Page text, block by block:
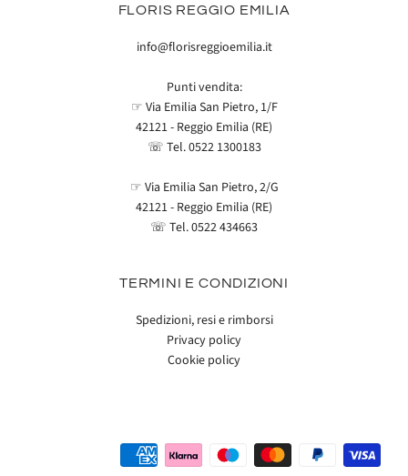
FLORIS REGGIO EMILIA
info@florisreggioemilia.it
Punti vendita:
☞ Via Emilia San Pietro, 1/F
42121 - Reggio Emilia (RE)
☏ Tel.0522 1300183
☞ Via Emilia San Pietro, 2/G
42121 - Reggio Emilia (RE)
☏ Tel.0522 434663
TERMINI E CONDIZIONI
Spedizioni, resi e rimborsi
Privacy policy
Cookie policy